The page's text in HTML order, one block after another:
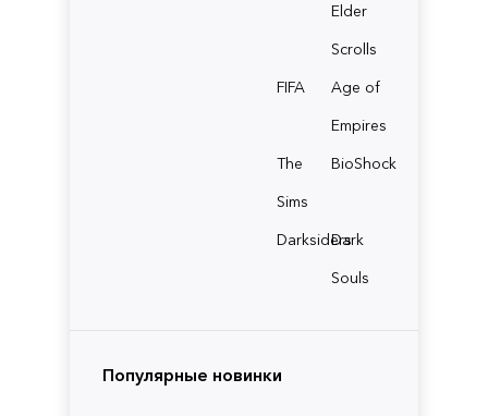
Elder
Scrolls
FIFA
Age of
Empires
The
Sims
BioShock
Darksiders
Dark
Souls
Популярные новинки